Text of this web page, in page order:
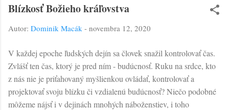
Blízkosť Božieho kráľovstva
Autor: Dominik Macák - novembra 12, 2020
V každej epoche ľudských dejín sa človek snažil kontrolovať čas.
Zvlášť ten čas, ktorý je pred ním - budúcnosť. Ruku na srdce, kto
z nás nie je priťahovaný myšlienkou ovládať, kontrolovať a
projektovať svoju blízku či vzdialenú budúcnosť? Niečo podobné
môžeme nájsť i v dejinách mnohých náboženstiev, i toho